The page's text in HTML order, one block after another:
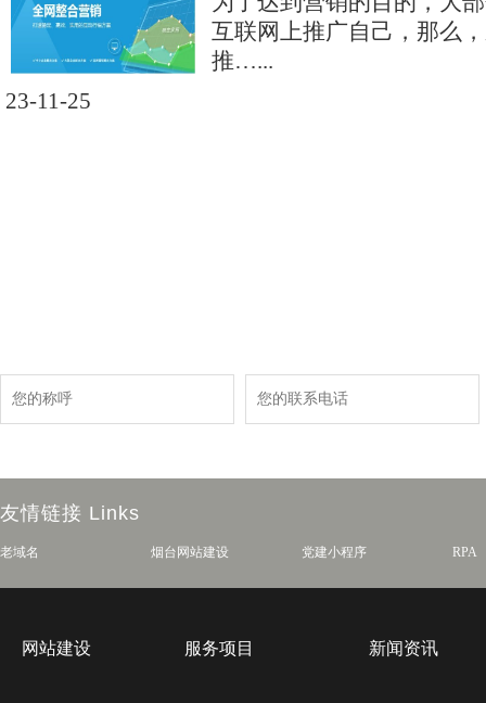
互联网上推广自己，那么
推…...
23-11-25
友情链接 Links
老域名 烟台网站建设 党建小程序 RPA
网站建设 服务项目 新闻资讯